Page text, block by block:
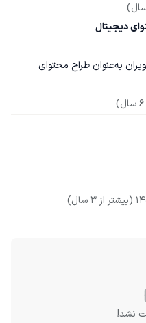
دیجیتال
همکاری پروژه‌ای با استودیو تصویران به‌عنوان طراح محتوای
(بیشتر از 3 سال)
نشد!